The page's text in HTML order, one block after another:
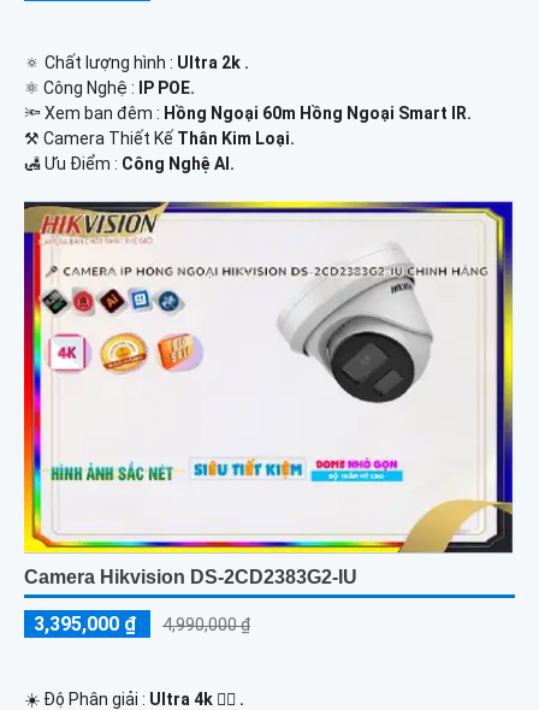
🔅 Chất lượng hình : Ultra 2k .
⚛️ Công Nghệ :
IP POE.
🔦 Xem ban đêm : Hồng Ngoại 60m Hồng Ngoại Smart IR.
⚒ Camera Thiết Kế Thân Kim Loại.
️🛃 Ưu Điểm : Công Nghệ AI.
Camera Hikvision DS-2CD2383G2-IU
3,395,000 ₫ 4,990,000 ₫
☀️ Độ Phân giải : Ultra 4k 👍🏾 .